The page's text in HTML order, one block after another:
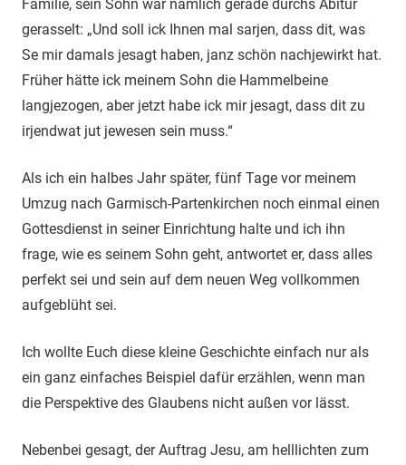
Familie, sein Sohn war nämlich gerade durchs Abitur
gerasselt: „Und soll ick Ihnen mal sarjen, dass dit, was
Se mir damals jesagt haben, janz schön nachjewirkt hat.
Früher hätte ick meinem Sohn die Hammelbeine
langjezogen, aber jetzt habe ick mir jesagt, dass dit zu
irjendwat jut jewesen sein muss.“
Als ich ein halbes Jahr später, fünf Tage vor meinem
Umzug nach Garmisch-Partenkirchen noch einmal einen
Gottesdienst in seiner Einrichtung halte und ich ihn
frage, wie es seinem Sohn geht, antwortet er, dass alles
perfekt sei und sein auf dem neuen Weg vollkommen
aufgeblüht sei.
Ich wollte Euch diese kleine Geschichte einfach nur als
ein ganz einfaches Beispiel dafür erzählen, wenn man
die Perspektive des Glaubens nicht außen vor lässt.
Nebenbei gesagt, der Auftrag Jesu, am helllichten zum